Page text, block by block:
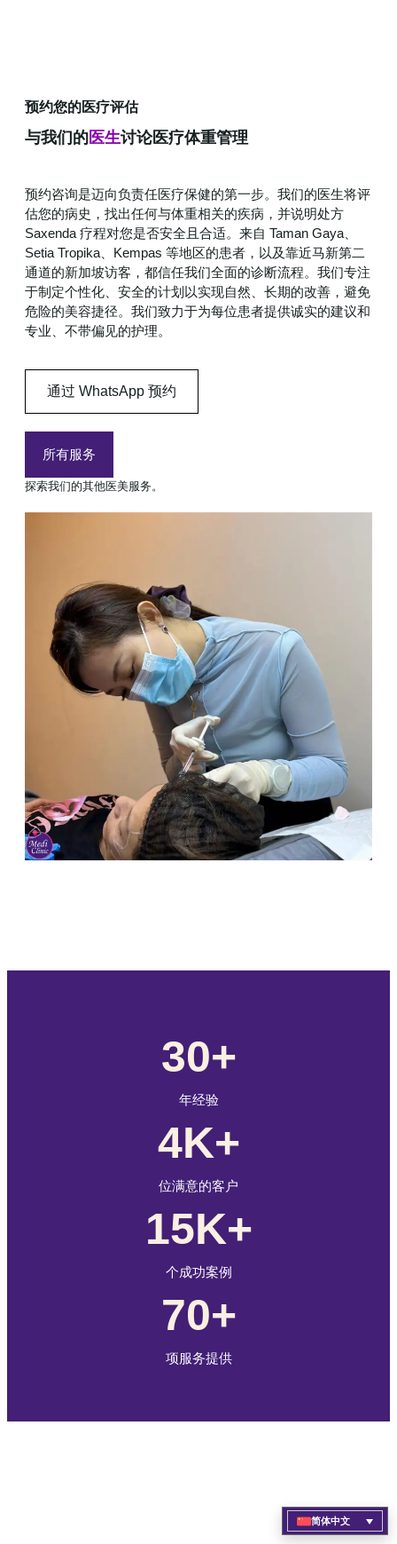
预约您的医疗评估
与我们的医生讨论医疗体重管理
预约咨询是迈向负责任医疗保健的第一步。我们的医生将评
估您的病史，找出任何与体重相关的疾病，并说明处方
Saxenda 疗程对您是否安全且合适。来自 Taman Gaya、
Setia Tropika、Kempas 等地区的患者，以及靠近马新第二
通道的新加坡访客，都信任我们全面的诊断流程。我们专注
于制定个性化、安全的计划以实现自然、长期的改善，避免
危险的美容捷径。我们致力于为每位患者提供诚实的建议和
专业、不带偏见的护理。
通过 WhatsApp 预约
所有服务
探索我们的其他医美服务。
30+
年经验
4K+
位满意的客户
15K+
个成功案例
70+
项服务提供
简体中文